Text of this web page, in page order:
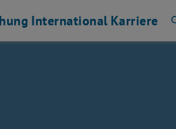
International Karriere